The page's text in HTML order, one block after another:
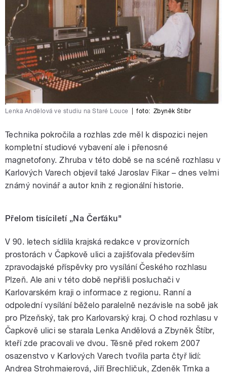
Lenka Andělová ve studiu na Staré Louce foto: Zbyněk Štíbr
Technika pokročila a rozhlas zde měl k dispozici nejen
kompletní studiové vybavení ale i přenosné
magnetofony. Zhruba v této době se na scéně rozhlasu v
Karlových Varech objevil také Jaroslav Fikar – dnes velmi
známý novinář a autor knih z regionální historie.
Přelom tisíciletí „Na Čerťáku"
V 90. letech sídlila krajská redakce v provizorních
prostorách v Čapkově ulici a zajišťovala především
zpravodajské příspěvky pro vysílání Českého rozhlasu
Plzeň. Ale ani v této době nepřišli posluchači v
Karlovarském kraji o informace z regionu. Ranní a
odpolední vysílání běželo paralelně nezávisle na sobě jak
pro Plzeňský, tak pro Karlovarský kraj. O chod rozhlasu v
Čapkově ulici se starala Lenka Andělová a Zbyněk Štíbr,
kteří zde pracovali ve dvou. Těsně před rokem 2007
osazenstvo v Karlových Varech tvořila parta čtyř lidí:
Andrea Strohmaierová, Jiří Brechličuk, Zdeněk Trnka a